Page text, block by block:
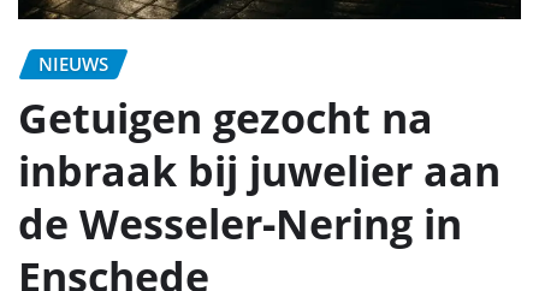
NIEUWS
Getuigen gezocht na
inbraak bij juwelier aan
de Wesseler‑Nering in
Enschede